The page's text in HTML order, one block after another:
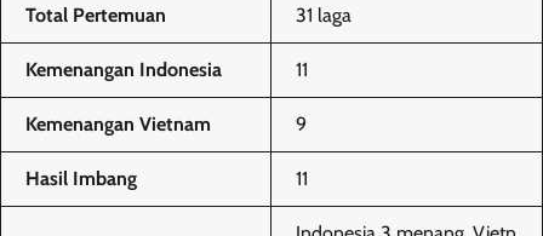
Total Pertemuan 31 laga
Kemenangan Indonesia 11
Kemenangan Vietnam 9
Hasil Imbang 11